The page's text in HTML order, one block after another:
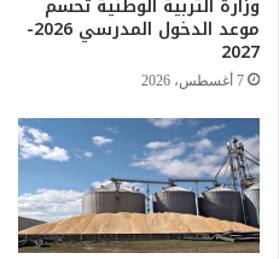
ر
ا
و
ا
ا
ل
أ
و
موعد الدخول المدرسي 2026-
2027
7 أغسطس، 2026